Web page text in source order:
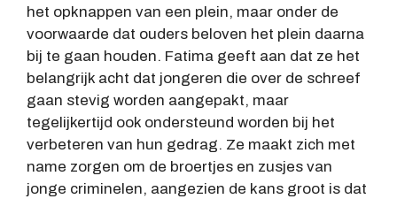
het opknappen van een plein, maar onder de
voorwaarde dat ouders beloven het plein daarna
bij te gaan houden. Fatima geeft aan dat ze het
belangrijk acht dat jongeren die over de schreef
gaan stevig worden aangepakt, maar
tegelijkertijd ook ondersteund worden bij het
verbeteren van hun gedrag. Ze maakt zich met
name zorgen om de broertjes en zusjes van
jonge criminelen, aangezien de kans groot is dat